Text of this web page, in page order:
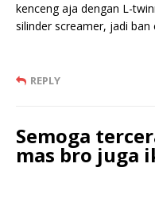
kenceng aja dengan L-
silinder screamer, jadi ban
REPLY
Semoga
mas bro juga